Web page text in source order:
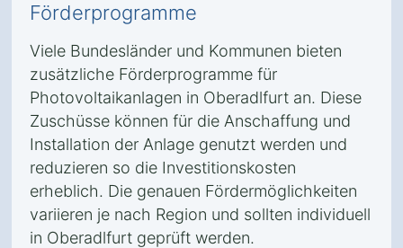
Förderprogramme
Viele Bundesländer und Kommunen bieten
zusätzliche Förderprogramme für
Photovoltaikanlagen in Oberadlfurt an. Diese
Zuschüsse können für die Anschaffung und
Installation der Anlage genutzt werden und
reduzieren so die Investitionskosten
erheblich. Die genauen Fördermöglichkeiten
variieren je nach Region und sollten individuell
in Oberadlfurt geprüft werden.